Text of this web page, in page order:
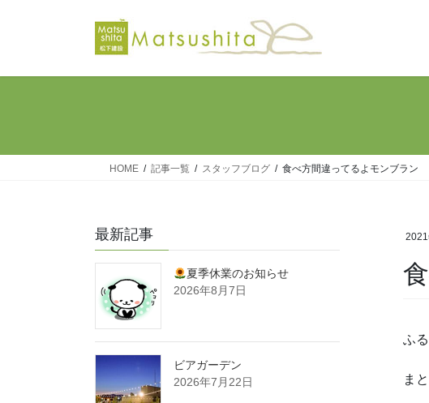
HOME 記事一覧 スタッフブログ 食べ方間違ってるよモンブラン
2021
ふ
ま
最新記事
夏季休業のお知らせ
2026年8月7日
ビアガーデン
2026年7月22日